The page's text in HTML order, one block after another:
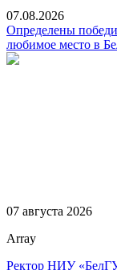
07.08.2026
Определены
любимое место в
07 августа 2026
Array
Ректор НИУ